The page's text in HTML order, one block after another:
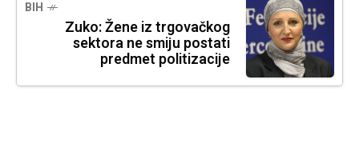
BIH
Zuko: Žene iz trgovačkog
sektora ne smiju postati
predmet politizacije